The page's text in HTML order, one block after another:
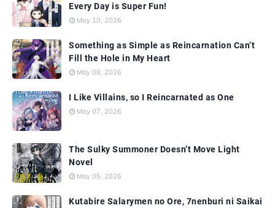
Every Day is Super Fun!
May 10, 2026
Something as Simple as Reincarnation Can’t
Fill the Hole in My Heart
May 08, 2026
I Like Villains, so I Reincarnated as One
May 07, 2026
The Sulky Summoner Doesn’t Move Light
Novel
May 05, 2026
Kutabire Salarymen no Ore, 7nenburi ni Saikai